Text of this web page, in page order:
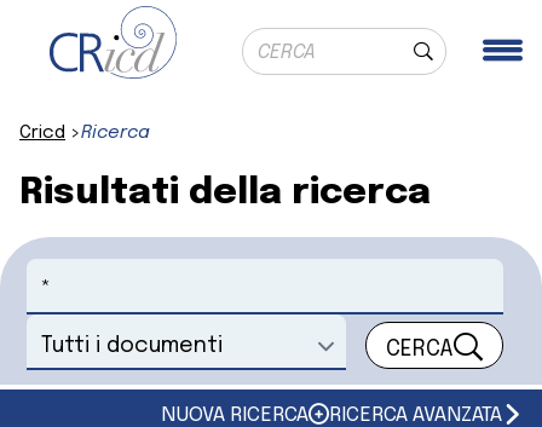
Ricerca globale
Cerca
Cricd Ricerca
Risultati della ricerca
Cerca
Seleziona un documento CERCA
NUOVA RICERCA RICERCA AVANZATA